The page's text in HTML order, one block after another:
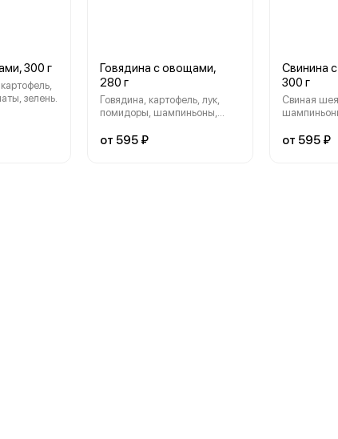
300 г
зелень.
Говядина с овощами,
280 г
Говядина, картофель, лук,
помидоры, шампиньоны,
от 595 ₽
Свинина
300 г
Свиная
от 595 ₽